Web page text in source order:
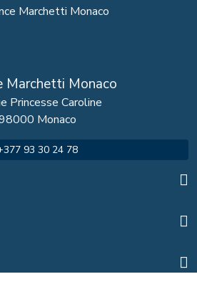
Marchetti Monaco
Princesse Caroline
Monaco
93 30 24 78